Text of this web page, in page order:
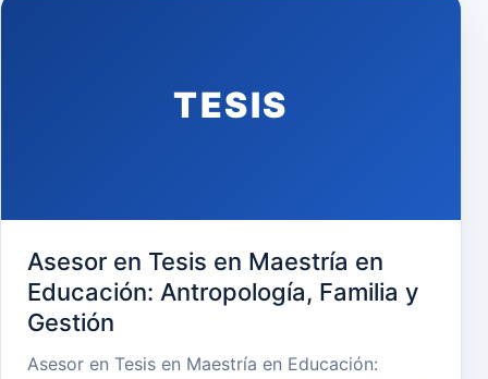
TESIS
Asesor en Tesis en Maestría en
Educación: Antropología, Familia y
Gestión
Asesor en Tesis en Maestría en Educación: